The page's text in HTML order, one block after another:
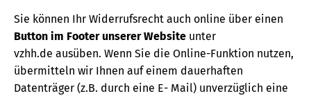
Sie können Ihr Widerrufsrecht auch online über einen
Button im Footer unserer Website unter
vzhh.de ausüben. Wenn Sie die Online-Funktion nutzen,
übermitteln wir Ihnen auf einem dauerhaften
Datenträger (z.B. durch eine E- Mail) unverzüglich eine